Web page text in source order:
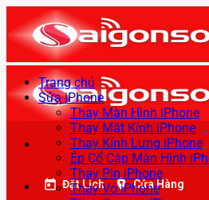
qua
nội
dung
Đặt Lịch Cửa Hàng
Trang chủ
Sửa iPhone
Thay Màn Hình iPhone
Thay Mặt Kính iPhone
Thay Kính Lưng iPhone
Ép Cổ Cáp Màn Hình
Thay Pin iPhone
Thay Vỏ iPhone